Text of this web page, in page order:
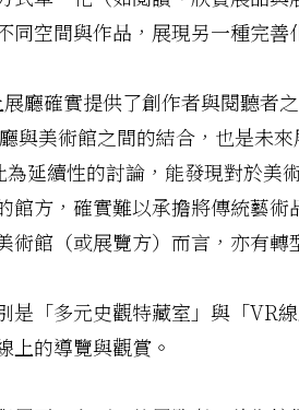
空間與作品，展現另一種完善
廳確實提供了創作者與閱聽者
與美術館之間的結合，也是未
為延續性的討論，能發現對於
方，確實難以承擔將傳統藝
館（或展覽方）而言，亦有轉
是「多元史觀特藏室」與「VR
上的導覽與觀賞。